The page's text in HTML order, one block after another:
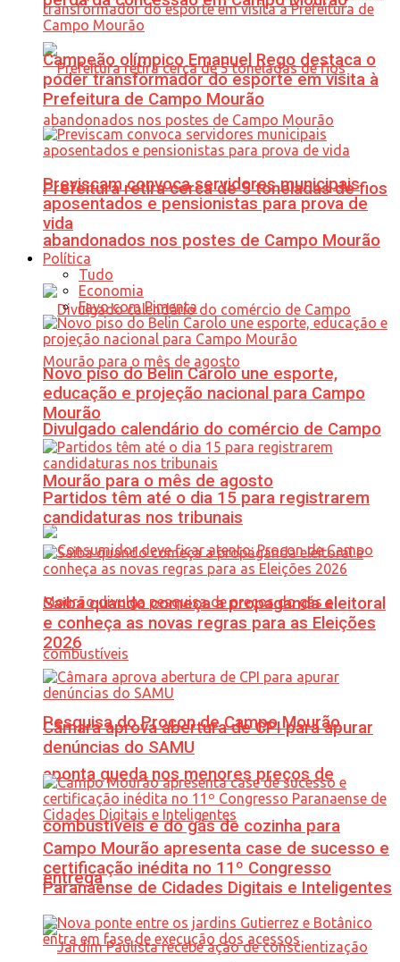
Prefeitura retira cerca de 5 toneladas de fios
abandonados nos postes de Campo Mourão
Divulgado calendário do comércio de Campo
Mourão para o mês de agosto
Pesquisa do Procon de Campo Mourão
aponta queda nos menores preços de
combustíveis e do gás de cozinha para
entrega
Campeão olímpico Emanuel Rego destaca o
poder transformador do esporte em visita à
Prefeitura de Campo Mourão
Previscam convoca servidores municipais
aposentados e pensionistas para prova de
vida
Política
Tudo
Economia
Favo com Pimenta
Novo piso do Belin Carolo une esporte,
educação e projeção nacional para Campo
Mourão
Partidos têm até o dia 15 para registrarem
candidaturas nos tribunais
Saiba quando começa a propaganda eleitoral
e conheça as novas regras para as Eleições
2026
Câmara aprova abertura de CPI para apurar
denúncias do SAMU
Campo Mourão apresenta case de sucesso e
certificação inédita no 11º Congresso
Paranaense de Cidades Digitais e Inteligentes